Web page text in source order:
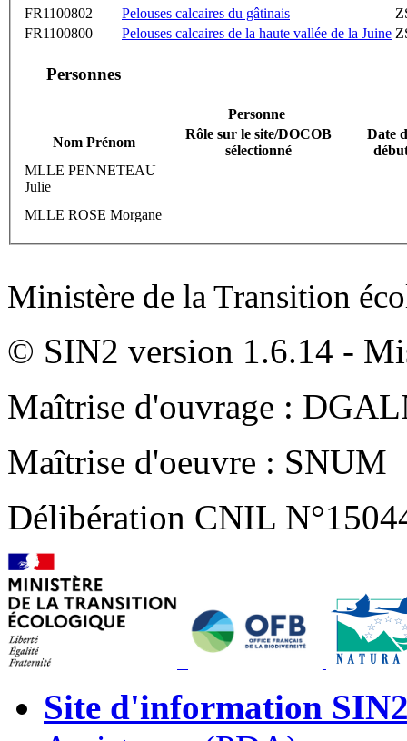
FR1100802
Pelouses calcaires du gâtinais
FR1100800
Pelouses calcaires de la haute vallée de la Juine
Personnes
Personne
Nom Prénom
Rôle sur le site/DOCOB
sélectionné
Date
MLLE PENNETEAU
Julie
MLLE ROSE Morgane
Ministère de la Transition
© SIN2 version 1.6.14 -
Maîtrise d'ouvrage :
Maîtrise d'oeuvre : SNUM
Délibération CNIL
Site d'information